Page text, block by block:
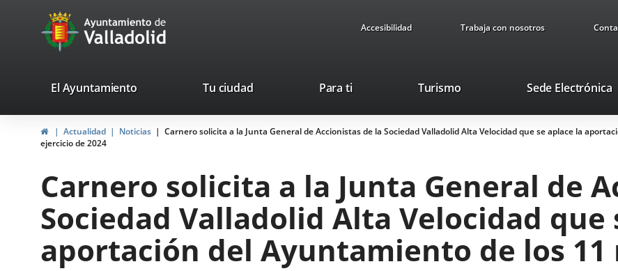
Portal
Web
Ayuntamiento
de
Valladolid
Accesibilidad Trabaja con nosotros
valladolid.es
El Ayuntamiento Tu ciudad Para ti TurismoEste
se
abrirá
ventana
nueva.
Sede Electrónica
InicioActualidad Noticias
Carnero solicita a la Junta General de Accionistas de la Sociedad Valladolid Alta Velocidad que se aplace la
ejercicio de 2024
Carnero solicita a la Junta General de
Sociedad Valladolid Alta Velocidad que
aportación del Ayuntamiento de los